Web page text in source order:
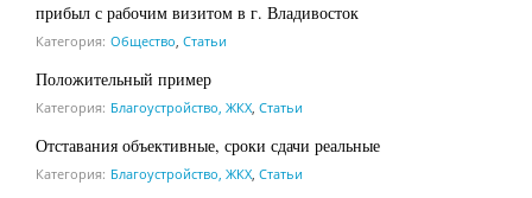
прибыл с рабочим визитом в г. Владивосток
Категория: Общество, Статьи
Положительный пример
Категория: Благоустройство, ЖКХ, Статьи
Отставания объективные, сроки сдачи реальные
Категория: Благоустройство, ЖКХ, Статьи